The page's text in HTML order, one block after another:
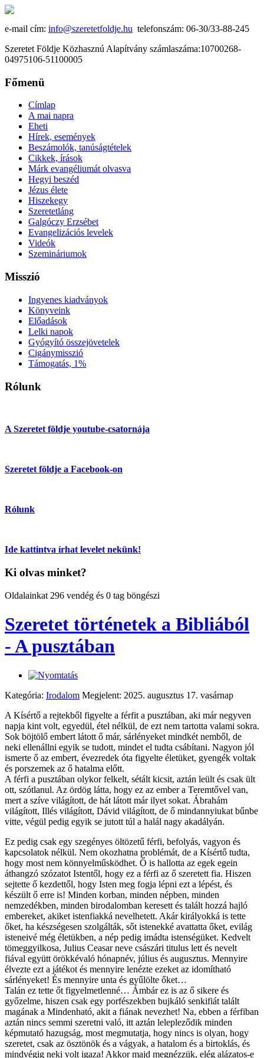
e-mail cím: info@szeretetfoldje.hu telefonszám: 06-30/33-88-245
Szeretet Földje Közhasznú Alapítvány számlaszáma:10700268-
04975106-51100005
Főmenü
Címlap
A mai napra
Eheti
Hírek, események
Beszámolók, tanúságtételek
Cikkek, írások
Márk evangéliumát olvasva
Hegyi beszéd
Jézus élete
Hiszekegy
Szeretetláng
Galgóczy Erzsébet
Evangelizációs levelek
Videók
Szemináriumok
Misszió
Ingyenes kiadványok
Könyveink
Előadások
Lelki napok
Gyógyító összejövetelek
Cigánymisszió
Támogatás, 1%
Rólunk
A Szeretet földje youtube-csatornája
Szeretet földje a Facebook-on
Rólunk
Ide kattintva írhat levelet nekünk!
Ki olvas minket?
Oldalainkat 296 vendég és 0 tag böngészi
Szeretet történetek a Bibliából
- A pusztában
Kategória: Irodalom Megjelent: 2025. augusztus 17. vasárnap
A Kísértő a rejtekből figyelte a férfit a pusztában, aki már negyven
napja kint volt, egyedül, étel nélkül, de ezt nem tartotta valami sokra.
Sok böjtölő embert látott ő már, sárlényeket mindkét nemből, de
neki ellenállni egyik se tudott, mindet el tudta csábítani. Nagyon jól
ismerte ő az embert, évezredek óta figyelte életüket, gyengék voltak
és porszemek az ő hatalma előtt.
A férfi a pusztában olykor felkelt, sétált kicsit, aztán leült és csak ült
ott, szótlanul. Az ördög látta, hogy ez az ember a Teremtővel van,
mert a szíve világított, de hát látott már ilyet sokat. Ábrahám
világított, Illés világított, Dávid világított, de ő mindannyiukat bűnbe
vitte, végül pedig egyik se jutott túl a halál nagy akadályán.
Ez pedig csak egy szegényes öltözetű férfi, befolyás, vagyon és
kapcsolatok nélkül. Nem okozhatna problémát, de a Kísértő tudta,
hogy most nem könnyelműsködhet. Ő is hallotta az egek egein
áthangzó szózatot Istentől, hogy ez a férfi az ő szeretett fia. Hiszen
sejtette ő kezdettől, hogy Isten meg fogja lépni ezt a lépést, és
készült ő erre is! Minden korban, minden népben, minden
nemzedékben, minden birodalomban keresett és talált hozzá hajló
embereket, akiket istenfiakká nevelhetett. Akár királyokká is tette
őket, ha készségesen szolgálták, sőt istenekké avattatta őket, evilág
isteneivé még életükben, a nép pedig imádta istenségüket. Kedvelt
tömeggyilkosa, Julius Ceasar neve császári titulus lett és nevelt
fiával együtt örökkévaló hónapnév, július és augusztus. Mennyire
élvezte ezt a játékot és mennyire lenézte ezeket az idomítható
sárlényeket! És mennyire unta és gyűlölte őket…
Talán ez tette őt figyelmetlenné… Ámbár ez is az ő sikere és
győzelme, hiszen csak egy porfészekben bujkáló senkifiát talált
magának a Mindenható, akit a fiának nevezhet! Na, ebben a férfiban
aztán nincs semmi szeretni való, itt aztán lelepleződik minden
képmutató hazugság, most megmutatja, hogy nincs is olyan, hogy
szeretet, csak az ösztönök és a vágyak, a hatalom és a birtoklás, és
mindvégig neki volt igaza! Akkor majd megnézzük, elég alázatos-e